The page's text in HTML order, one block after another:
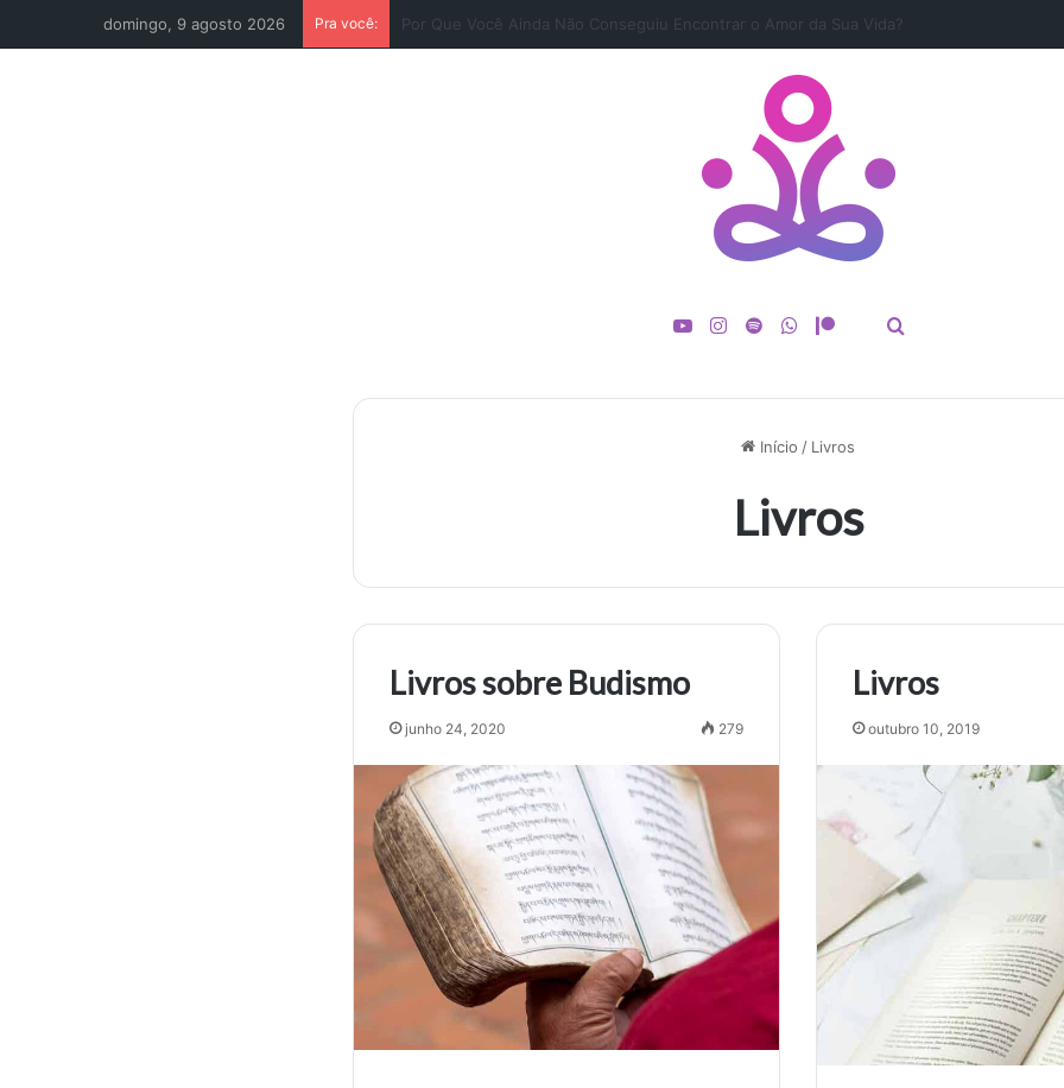
domingo, 9 agosto 2026 Pra você: Descubra Seu Verdadeiro Propósito de Vida Antes Que Seja Tarde
YouTubeInstagram
SpotifyWhatsApp
Patreon
Início / Livros
Livros
Livros sobre Budismo
junho 24, 2020 279
Livros
outubro 10, 2019